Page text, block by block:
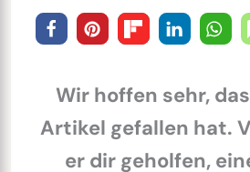
Wir hoffen sehr,
Artikel gefallen hat.
er dir geholfen,